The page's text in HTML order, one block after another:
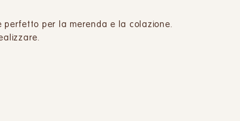
perfetto per la merenda e la colazione.